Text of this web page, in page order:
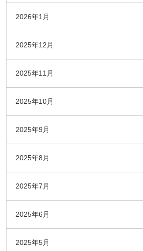
2026年1月
2025年12月
2025年11月
2025年10月
2025年9月
2025年8月
2025年7月
2025年6月
2025年5月